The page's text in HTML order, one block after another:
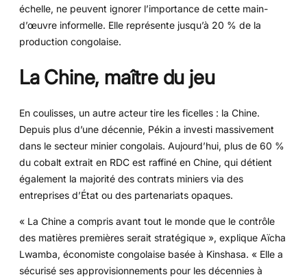
échelle, ne peuvent ignorer l’importance de cette main-
d’œuvre informelle. Elle représente jusqu’à 20 % de la
production congolaise.
La Chine, maître du jeu
En coulisses, un autre acteur tire les ficelles : la Chine.
Depuis plus d’une décennie, Pékin a investi massivement
dans le secteur minier congolais. Aujourd’hui, plus de 60 %
du cobalt extrait en RDC est raffiné en Chine, qui détient
également la majorité des contrats miniers via des
entreprises d’État ou des partenariats opaques.
« La Chine a compris avant tout le monde que le contrôle
des matières premières serait stratégique », explique Aïcha
Lwamba, économiste congolaise basée à Kinshasa. « Elle a
sécurisé ses approvisionnements pour les décennies à